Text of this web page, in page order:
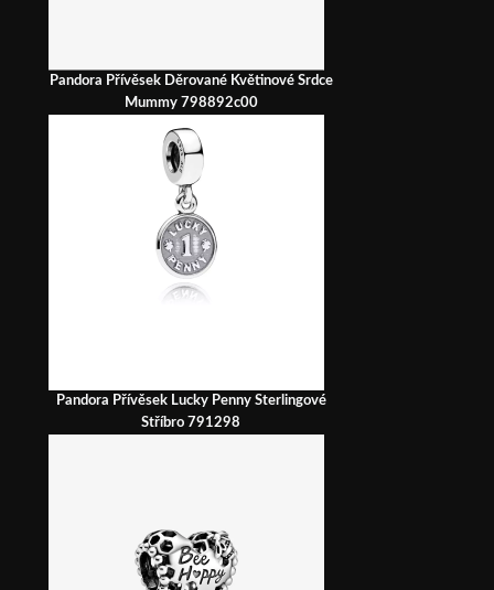
Pandora Přívěsek Děrované Květinové Srdce
Mummy 798892c00
Pandora Přívěsek Lucky Penny Sterlingové
Stříbro 791298